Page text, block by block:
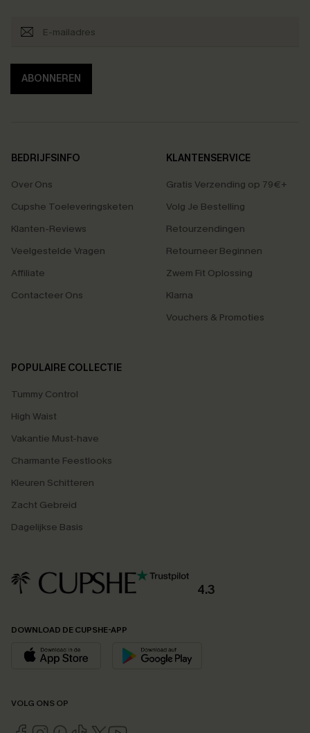
ABONNEREN
BEDRIJFSINFO
Over Ons
Cupshe Toeleveringsketen
Klanten-Reviews
Veelgestelde Vragen
Affiliate
Contacteer Ons
KLANTENSERVICE
Gratis Verzending op 79€+
Volg Je Bestelling
Retourzendingen
Retourneer Beginnen
Zwem Fit Oplossing
Klarna
Vouchers & Promoties
POPULAIRE COLLECTIE
Tummy Control
High Waist
Vakantie Must-have
Charmante Feestlooks
Kleuren Schitteren
Zacht Gebreid
Dagelijkse Basis
4.3
DOWNLOAD DE CUPSHE-APP
VOLG ONS OP